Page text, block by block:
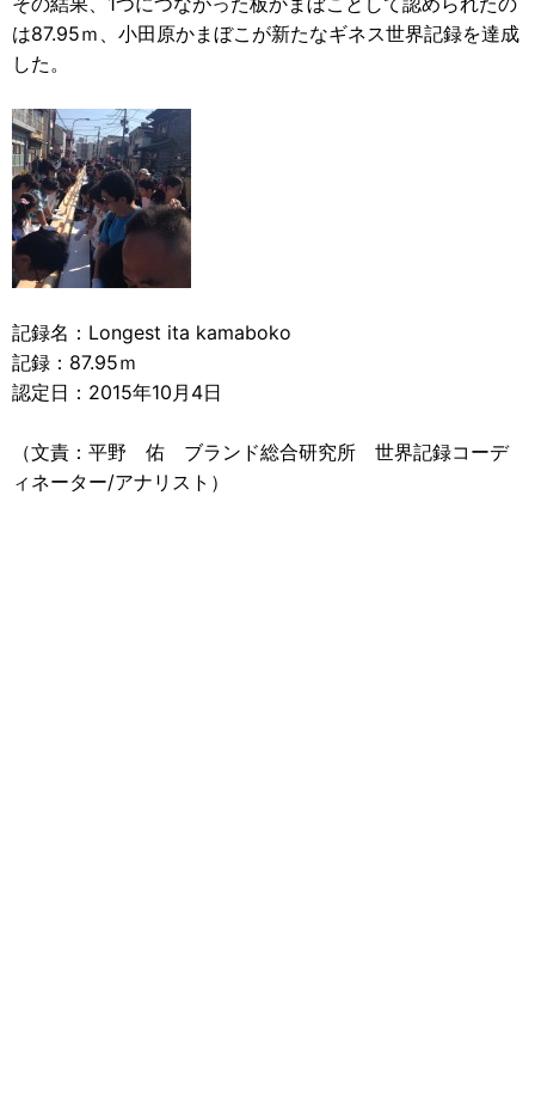
は87.95ｍ、小田原かまぼこが新たなギネス世界記録を達成
した。
記録名：Longest ita kamaboko
記録：87.95ｍ
認定日：2015年10月4日
（文責：平野 佑 ブランド総合研究所 世界記録コーデ
ィネーター/アナリスト）